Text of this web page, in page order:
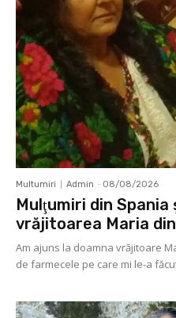
Multumiri Admin - 08/08/2026
Mulţumiri din
vrăjitoarea Maria
Am ajuns la doamna vrăjitoare
de farmecele pe care mi le-a